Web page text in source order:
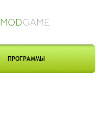
MODGAME
ПРОГРАММЫ